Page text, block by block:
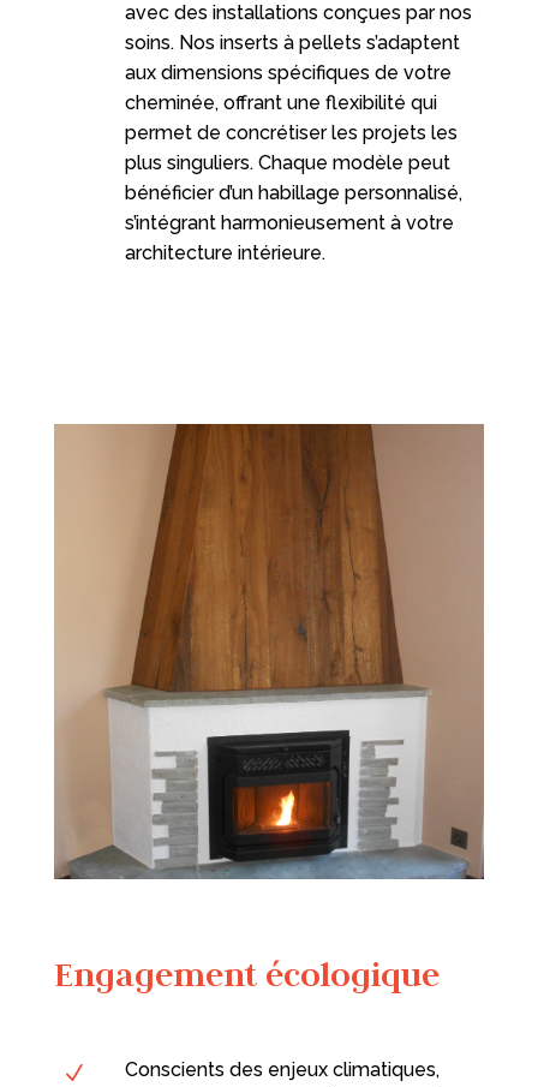
avec des installations conçues par nos
soins. Nos inserts à pellets s’adaptent
aux dimensions spécifiques de votre
cheminée, offrant une flexibilité qui
permet de concrétiser les projets les
plus singuliers. Chaque modèle peut
bénéficier d’un habillage personnalisé,
s’intégrant harmonieusement à votre
architecture intérieure.
Engagement écologique
N
Conscients des enjeux climatiques,